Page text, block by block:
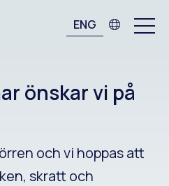
ENG
önskar vi på
och vi hoppas att
skratt och